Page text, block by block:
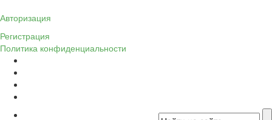
Авторизация
Регистрация
Политика конфиденциальности